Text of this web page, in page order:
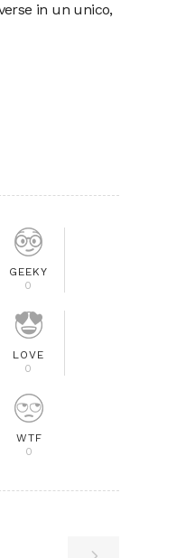
in un unico,
GEEKY
0
LOVE
0
WTF
0